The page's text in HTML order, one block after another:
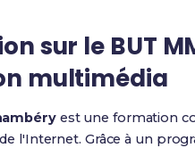
sur le BUT
multimédia
est une formation
l'Internet. Grâce à un